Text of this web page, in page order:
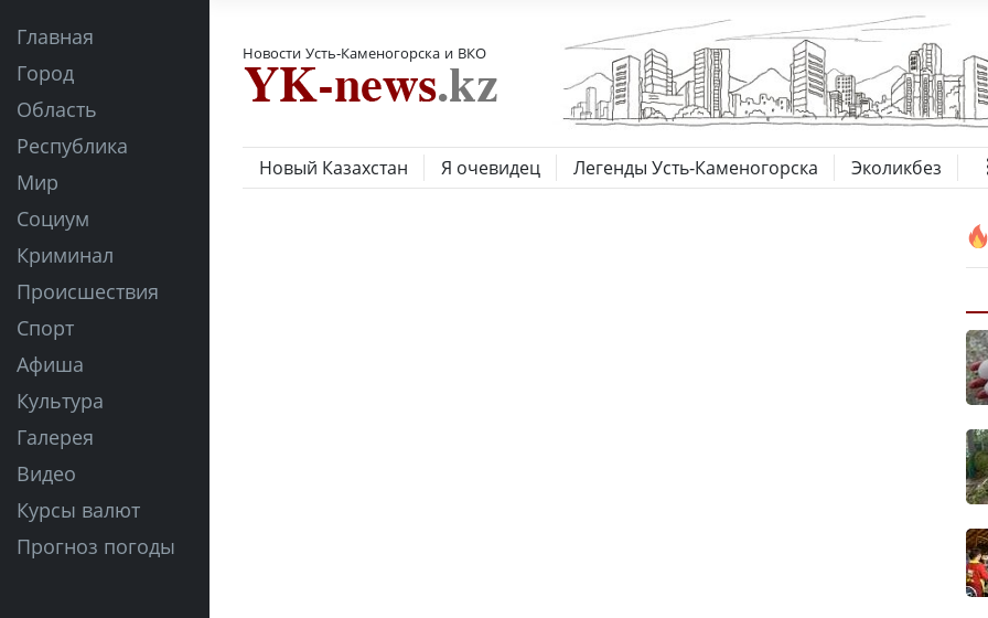
Главная
Город
Область
Республика
Мир
Социум
Криминал
Происшествия
Спорт
Афиша
Культура
Галерея
Видео
Курсы валют
Прогноз погоды
Новости Усть-Каменогорска и ВКО
Новый Казахстан Я очевидец Легенды Усть-Каменогорска Эколикбез